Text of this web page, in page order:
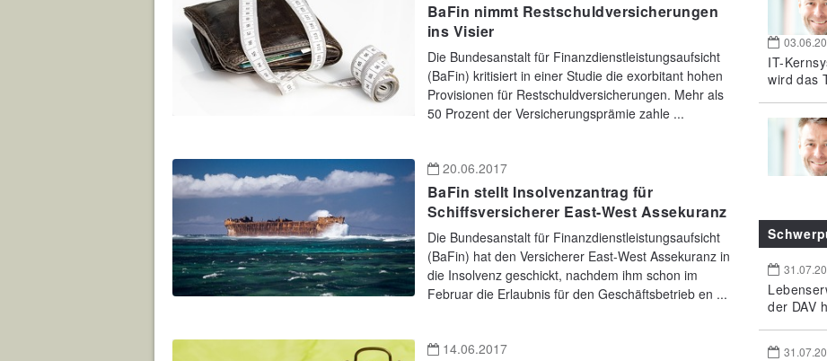
BaFin nimmt Restschuldversicherungen
ins Visier
Die Bundesanstalt für Finanzdienstleistungsaufsicht
(BaFin) kritisiert in einer Studie die exorbitant hohen
Provisionen für Restschuldversicherungen. Mehr als
50 Prozent der Versicherungsprämie zahle ...
20.06.2017
BaFin stellt Insolvenzantrag für
Schiffsversicherer East-West Assekuranz
Die Bundesanstalt für Finanzdienstleistungsaufsicht
(BaFin) hat den Versicherer East-West Assekuranz in
die Insolvenz geschickt, nachdem ihm schon im
Februar die Erlaubnis für den Geschäftsbetrieb en ...
14.06.2017
IT-
wird das
der DAV